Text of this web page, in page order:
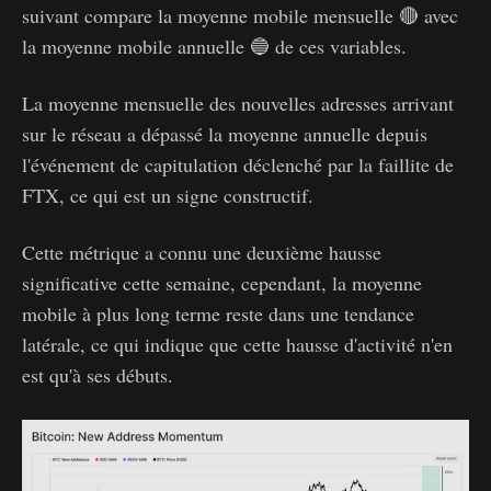
suivant compare la moyenne mobile mensuelle 🔴 avec
la moyenne mobile annuelle 🔵 de ces variables.
La moyenne mensuelle des nouvelles adresses arrivant
sur le réseau a dépassé la moyenne annuelle depuis
l'événement de capitulation déclenché par la faillite de
FTX, ce qui est un signe constructif.
Cette métrique a connu une deuxième hausse
significative cette semaine, cependant, la moyenne
mobile à plus long terme reste dans une tendance
latérale, ce qui indique que cette hausse d'activité n'en
est qu'à ses débuts.